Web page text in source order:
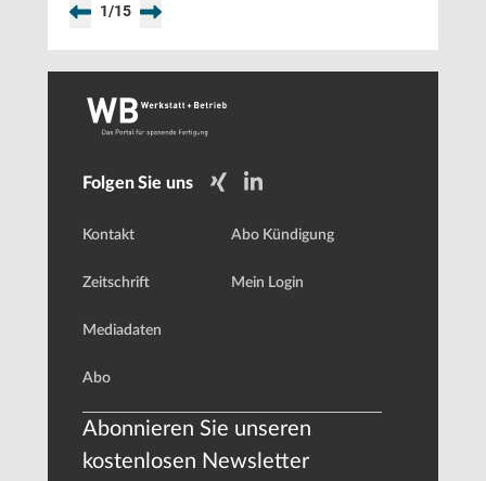
1/15
Folgen Sie uns
Kontakt
Zeitschrift
Mediadaten
Abo
Abo Kündigung
Mein Login
Abonnieren Sie unseren
kostenlosen Newsletter